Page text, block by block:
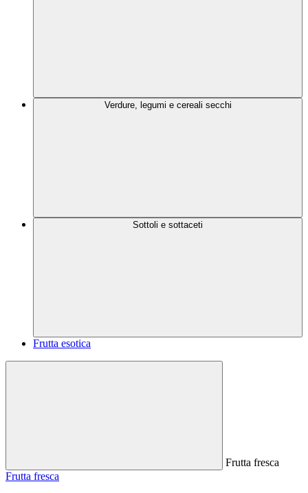
Verdure, legumi e cereali secchi
Sottoli e sottaceti
Frutta esotica
Frutta fresca
Frutta fresca